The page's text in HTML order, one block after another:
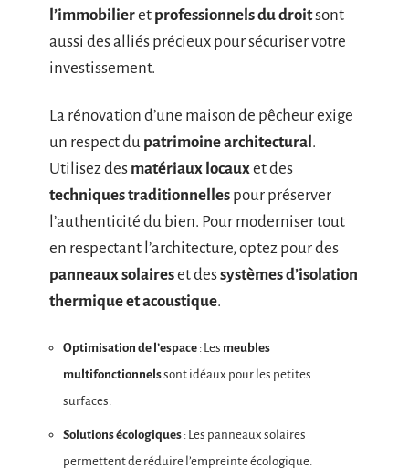
l’immobilieret professionnels du droitsont
aussi des alliés précieux pour sécuriser votre
investissement.
La rénovation d’une maison de pêcheur exige
un respect du patrimoine architectural.
Utilisez des matériaux locauxet des
techniques traditionnelles pour préserver
l’authenticité du bien. Pour moderniser tout
en respectant l’architecture, optez pour des
panneaux solaireset dessystèmes d’isolation
thermique et acoustique.
Optimisation de l’espace : Les meubles
multifonctionnelssont idéaux pour les petites
surfaces.
Solutions écologiques : Les panneaux solaires
permettent de réduire l’empreinte écologique.